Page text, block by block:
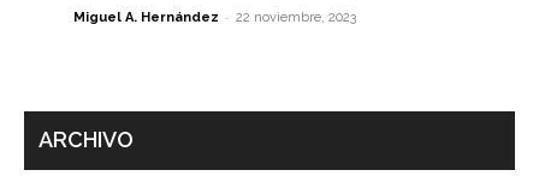
Miguel A. Hernández - 22 noviembre, 2023
ARCHIVO